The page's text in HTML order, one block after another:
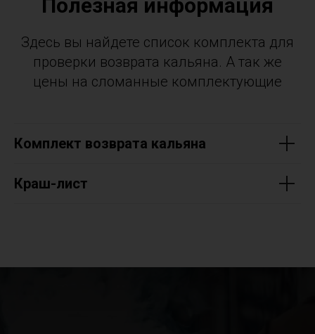
Полезная информация
Здесь вы найдете список комплекта для
проверки возврата кальяна. А так же
цены на сломанные комплектующие
Комплект возврата кальяна
Краш-лист